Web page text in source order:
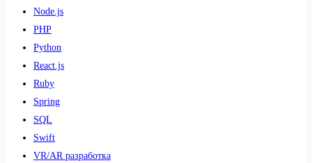
Node.js
PHP
Python
React.js
Ruby
Spring
SQL
Swift
VR/AR разработка